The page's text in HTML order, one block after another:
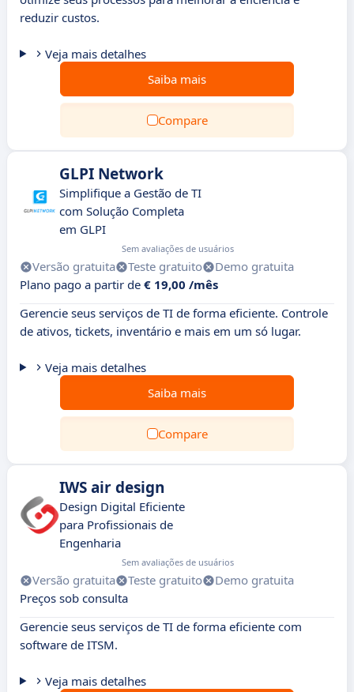
reduzir custos.
Veja mais detalhes
Saiba mais
Compare
GLPI Network
Simplifique a Gestão de TI
com Solução Completa
em GLPI
Sem avaliações de usuários
Versão gratuita Teste gratuito
Demo gratuita
Plano pago a partir de € 19,00 /mês
Gerencie seus serviços de TI de forma eficiente. Controle
de ativos, tickets, inventário e mais em um só lugar.
Veja mais detalhes
Saiba mais
Compare
IWS air design
Design Digital Eficiente
para Profissionais de
Engenharia
Sem avaliações de usuários
Versão gratuita Teste gratuito
Demo gratuita
Preços sob consulta
Gerencie seus serviços de TI de forma eficiente com
software de ITSM.
Veja mais detalhes